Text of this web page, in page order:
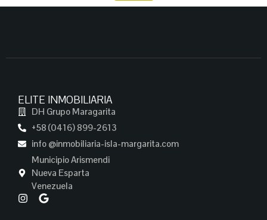
ELITE INMOBILIARIA
DH Grupo Maragarita
+58 (0416) 899-2613
info @inmobiliaria-isla-margarita.com
Municipio Arismendi
Nueva Esparta
Venezuela